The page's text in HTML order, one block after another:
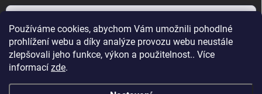
Používáme cookies, abychom Vám umožnili pohodlné
prohlížení webu a díky analýze provozu webu neustále
zlepšovali jeho funkce, výkon a použitelnost.. Více
informací zde.
Vložením e-mailu souhlasíte spodmínkami ochrany osobních údajů
Přihlásit se